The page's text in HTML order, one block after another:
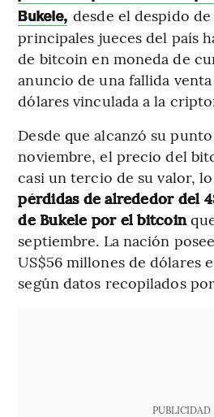
Bukele, desde el despido
principales jueces del país
de bitcoin en moneda de
anuncio de una fallida
dólares vinculada a la
Desde que alcanzó su
noviembre, el precio del
casi un tercio de su valor,
pérdidas de alrededor del
de Bukele por el bitcoin
septiembre. La nación
US$56 millones de dólares
según datos recopilados
PUBLICIDAD